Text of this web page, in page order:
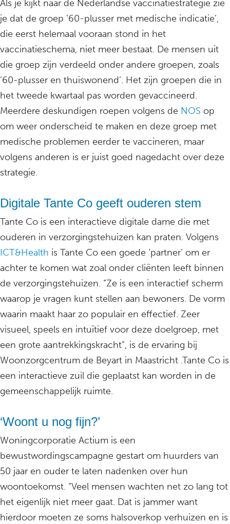
Als je kijkt naar de Nederlandse vaccinatiestrategie zie
je dat de groep ’60-plusser met medische indicatie’,
die eerst helemaal vooraan stond in het
vaccinatieschema, niet meer bestaat. De mensen uit
die groep zijn verdeeld onder andere groepen, zoals
’60-plusser en thuiswonend’. Het zijn groepen die in
het tweede kwartaal pas worden gevaccineerd.
Meerdere deskundigen roepen volgens de NOS op
om weer onderscheid te maken en deze groep met
medische problemen eerder te vaccineren, maar
volgens anderen is er juist goed nagedacht over deze
strategie.
Digitale Tante Co geeft ouderen stem
Tante Co is een interactieve digitale dame die met
ouderen in verzorgingstehuizen kan praten. Volgens
ICT&Health is Tante Co een goede ‘partner’ om er
achter te komen wat zoal onder cliënten leeft binnen
de verzorgingstehuizen. “Ze is een interactief scherm
waarop je vragen kunt stellen aan bewoners. De vorm
waarin maakt haar zo populair en effectief. Zeer
visueel, speels en intuïtief voor deze doelgroep, met
een grote aantrekkingskracht”, is de ervaring bij
Woonzorgcentrum de Beyart in Maastricht .Tante Co is
een interactieve zuil die geplaatst kan worden in de
gemeenschappelijk ruimte.
‘Woont u nog fijn?’
Woningcorporatie Actium is een
bewustwordingscampagne gestart om huurders van
50 jaar en ouder te laten nadenken over hun
woontoekomst. “Veel mensen wachten net zo lang tot
het eigenlijk niet meer gaat. Dat is jammer want
hierdoor moeten ze soms halsoverkop verhuizen en is